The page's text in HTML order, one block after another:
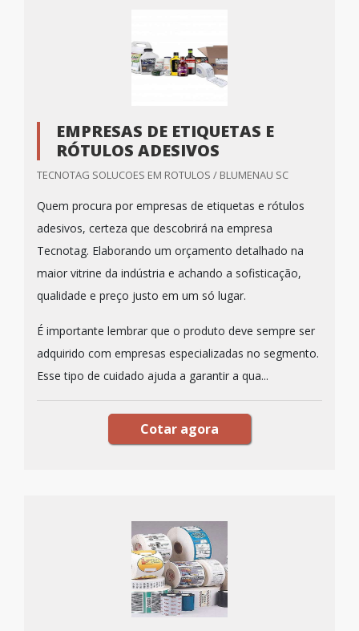
EMPRESAS DE ETIQUETAS E
RÓTULOS ADESIVOS
TECNOTAG SOLUCOES EM ROTULOS / BLUMENAU SC
Quem procura por empresas de etiquetas e rótulos
adesivos, certeza que descobrirá na empresa
Tecnotag. Elaborando um orçamento detalhado na
maior vitrine da indústria e achando a sofisticação,
qualidade e preço justo em um só lugar.
É importante lembrar que o produto deve sempre ser
adquirido com empresas especializadas no segmento.
Esse tipo de cuidado ajuda a garantir a qua...
Cotar agora